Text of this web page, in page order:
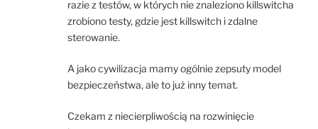
razie z testów, w których nie znaleziono killswitcha
zrobiono testy, gdzie jest killswitch i zdalne
sterowanie.
A jako cywilizacja mamy ogólnie zepsuty model
bezpieczeństwa, ale to już inny temat.
Czekam z niecierpliwością na rozwinięcie